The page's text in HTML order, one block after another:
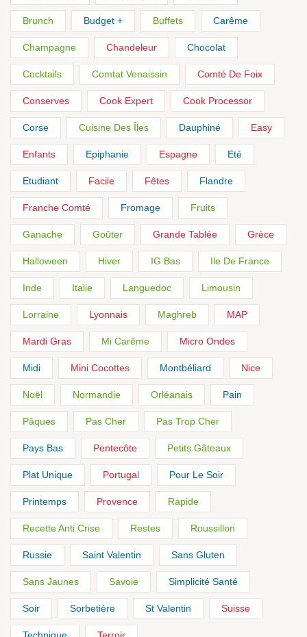
Brunch Budget + Buffets Carême
Champagne Chandeleur Chocolat
Cocktails Comtat Venaissin Comté De Foix
Conserves Cook Expert Cook Processor
Corse Cuisine Des Îles Dauphiné Easy
Enfants Epiphanie Espagne Eté
Etudiant Facile Fêtes Flandre
Franche Comté Fromage Fruits
Ganache Goûter Grande Tablée Grèce
Halloween Hiver IG Bas Ile De France
Inde Italie Languedoc Limousin
Lorraine Lyonnais Maghreb MAP
Mardi Gras Mi Carême Micro Ondes
Midi Mini Cocottes Montbéliard Nice
Noël Normandie Orléanais Pain
Pâques Pas Cher Pas Trop Cher
Pays Bas Pentecôte Petits Gâteaux
Plat Unique Portugal Pour Le Soir
Printemps Provence Rapide
Recette Anti Crise Restes Roussillon
Russie Saint Valentin Sans Gluten
Sans Jaunes Savoie Simplicité Santé
Soir Sorbetière St Valentin Suisse